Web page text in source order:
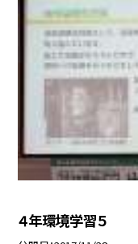
４年環境学習５